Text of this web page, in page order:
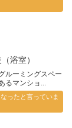
浴室）
ルーミングスペー
るマンショ...
ったと言っていま